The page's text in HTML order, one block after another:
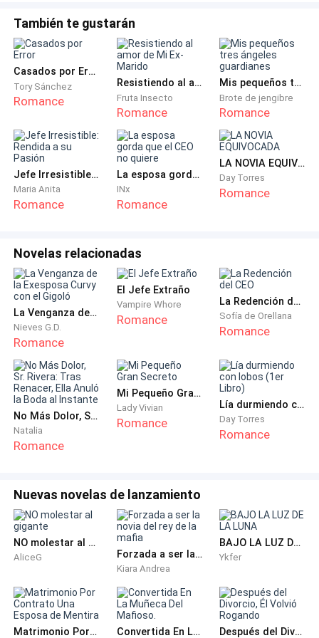
no me estoy llevando nada de contrabando, me deja ir
y corro hasta el elevador, para no llorar frente a ella.
Entonces, llegando a mi piso, empiezo a limpiar las
habitaciones de la lista, tratando de no equivocarme y
que todavía esté ocupada por algún huésped que se
haya quedado tarde.
Si tan solo estuviera en mi país, creo que las cosas
serían diferentes, pero tuve que huir, porque mi
hermanastro, Neil, me amenazó de muerte, justo
estudiando.
Iba al funeral de mi padre, pero él me lo impidió, me
dijo que me largara o me mataría, así que no pude ni
salir del aeropuerto y compré un pasaje para venir
aquí, donde me podía quedar por seis meses, gracias
a mi visa, pero eso fue ya hace tanto tiempo, que no
vale la pena lamentarse.
Ahora estoy casi a punto de terminar mi trabajo,
cuando se abre el elevador y quedo echa de hielo, por
amenaza cada noche y me tiene aterrada.
Pero no pierdo mi tiempo y busco la primera puerta
que encuentro y utilizo mi llave maestra para abrir y
así esconderme, dejando mi carrito de limpieza
afuera, como las mucamas solemos dejarlos en el
pasillo para hacer nuestro trabajo.
También te gustarán
Casados por Error
Tory Sánchez
Romance
Resistiendo al amor de Mi Ex-Marido
Fruta Insecto
Romance
Mis pequeños tres ángeles guardianes
Brote de jengibre
Romance
Jefe Irresistible: Rendida a su Pasión
Maria Anita
Romance
La esposa gorda que el CEO no quiere
INx
Romance
LA NOVIA EQUIVOCADA
Day Torres
Romance
Novelas relacionadas
La Venganza de la Exesposa Curvy con el Gigoló
Nieves G.D.
Romance
El Jefe Extraño
Vampire Whore
Romance
La Redención del CEO
Sofía de Orellana
Romance
No Más Dolor, Sr. Rivera: Tras Renacer, Ella Anuló la Boda al Instante
Natalia
Romance
Mi Pequeño Gran Secreto
Lady Vivian
Romance
Lía durmiendo con lobos (1er Libro)
Day Torres
Romance
Nuevas novelas de lanzamiento
NO molestar al gigante
AliceG Forzada a ser la novia del rey de la mafia
Kiara Andrea
BAJO LA LUZ DE LA LUNA
Ykfer
Matrimonio Por Contrato Una Esposa de Mentira Convertida En La Muñeca Del Mafioso. Después del Divorcio, Él Volvió Rogando